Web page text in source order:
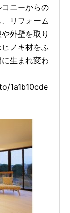
ニーからの
リフォーム
外壁を取り
ノキ材をふ
生まれ変わ
1a1b10cde